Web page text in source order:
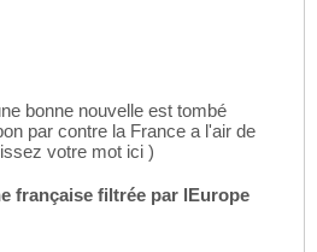
bonne nouvelle est tombé
par contre la France a l'air de
votre mot ici )
française filtrée par lEurope